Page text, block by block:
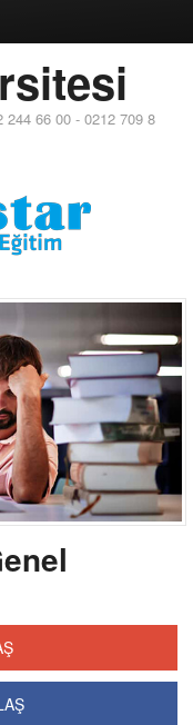
66 00 - 0212 709 8